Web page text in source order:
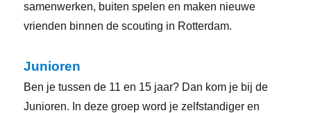
samenwerken, buiten spelen en maken nieuwe
vrienden binnen de scouting in Rotterdam.
Junioren
Ben je tussen de 11 en 15 jaar? Dan kom je bij de
Junioren. In deze groep word je zelfstandiger en